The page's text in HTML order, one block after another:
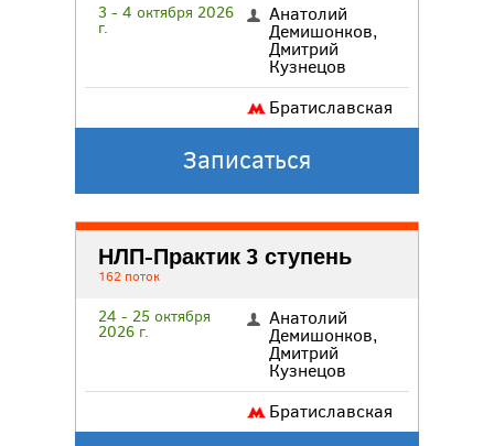
3 - 4 октября 2026
г.
Анатолий
Демишонков,
Дмитрий
Кузнецов
Братиславская
Записаться
НЛП-Практик 3 ступень
162 поток
24 - 25 октября
2026 г.
Анатолий
Демишонков,
Дмитрий
Кузнецов
Братиславская